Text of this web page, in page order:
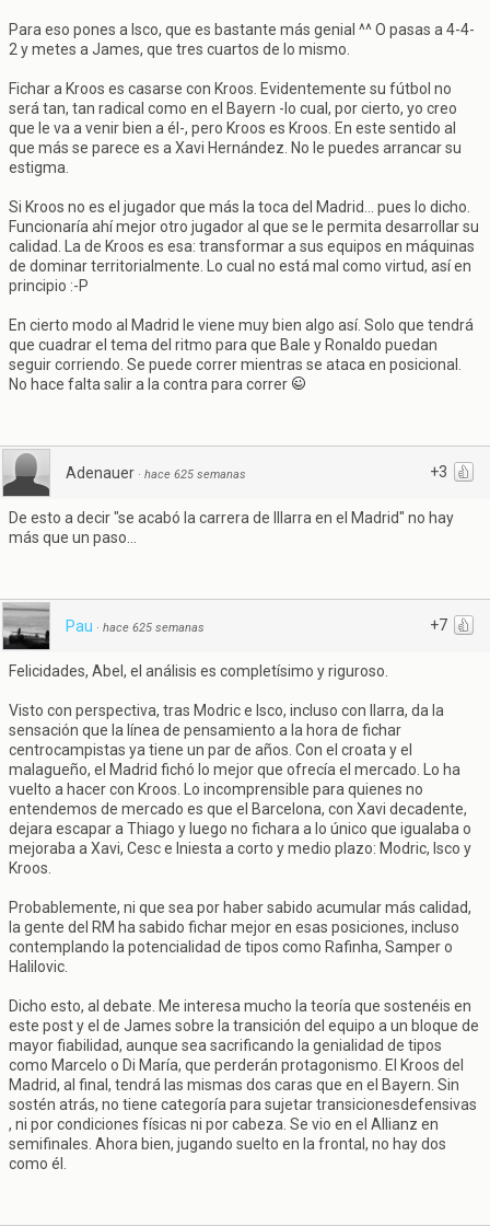
Para eso pones a Isco, que es bastante más genial ^^ O pasas a 4-4-
2 y metes a James, que tres cuartos de lo mismo.
Fichar a Kroos es casarse con Kroos. Evidentemente su fútbol no
será tan, tan radical como en el Bayern -lo cual, por cierto, yo creo
que le va a venir bien a él-, pero Kroos es Kroos. En este sentido al
que más se parece es a Xavi Hernández. No le puedes arrancar su
estigma.
Si Kroos no es el jugador que más la toca del Madrid... pues lo dicho.
Funcionaría ahí mejor otro jugador al que se le permita desarrollar su
calidad. La de Kroos es esa: transformar a sus equipos en máquinas
de dominar territorialmente. Lo cual no está mal como virtud, así en
principio :-P
En cierto modo al Madrid le viene muy bien algo así. Solo que tendrá
que cuadrar el tema del ritmo para que Bale y Ronaldo puedan
seguir corriendo. Se puede correr mientras se ataca en posicional.
No hace falta salir a la contra para correr
+3
Adenauer · hace 625 semanas
De esto a decir "se acabó la carrera de Illarra en el Madrid" no hay
más que un paso...
+7
Pau · hace 625 semanas
Felicidades, Abel, el análisis es completísimo y riguroso.
Visto con perspectiva, tras Modric e Isco, incluso con Ilarra, da la
sensación que la línea de pensamiento a la hora de fichar
centrocampistas ya tiene un par de años. Con el croata y el
malagueño, el Madrid fichó lo mejor que ofrecía el mercado. Lo ha
vuelto a hacer con Kroos. Lo incomprensible para quienes no
entendemos de mercado es que el Barcelona, con Xavi decadente,
dejara escapar a Thiago y luego no fichara a lo único que igualaba o
mejoraba a Xavi, Cesc e Iniesta a corto y medio plazo: Modric, Isco y
Kroos.
Probablemente, ni que sea por haber sabido acumular más calidad,
la gente del RM ha sabido fichar mejor en esas posiciones, incluso
contemplando la potencialidad de tipos como Rafinha, Samper o
Halilovic.
Dicho esto, al debate. Me interesa mucho la teoría que sostenéis en
este post y el de James sobre la transición del equipo a un bloque de
mayor fiabilidad, aunque sea sacrificando la genialidad de tipos
como Marcelo o Di María, que perderán protagonismo. El Kroos del
Madrid, al final, tendrá las mismas dos caras que en el Bayern. Sin
sostén atrás, no tiene categoría para sujetar transicionesdefensivas
, ni por condiciones físicas ni por cabeza. Se vio en el Allianz en
semifinales. Ahora bien, jugando suelto en la frontal, no hay dos
como él.